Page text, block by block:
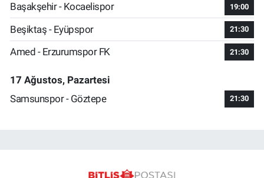
Başakşehir - Kocaelispor
19:00
Beşiktaş - Eyüpspor 21:30
Amed - Erzurumspor FK 21:30
17 Ağustos, Pazartesi
Samsunspor - Göztepe
21:30